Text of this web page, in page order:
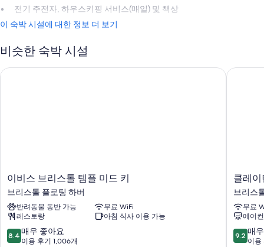
전기 주전자, 하우스키핑 서비스(매일) 및 책상
이 숙박 시설에 대한 정보 더 보기
비슷한 숙박 시설
이
비
스
브
리
스
톨
이비스 브리스톨 템플 미드 키
브리스톨 플로팅 하버
반려동물 동반 가능
무료 WiFi
레스토랑
아침 식사 이용 가능
10
점
8.4 매우 좋아요
이용 후기 1,006개
이비스 브리스톨 템플 미드 키
클
레
이
턴
호
텔
브
클레
브리스
무료
에어컨
10
점
9.2 매
이용
클레이